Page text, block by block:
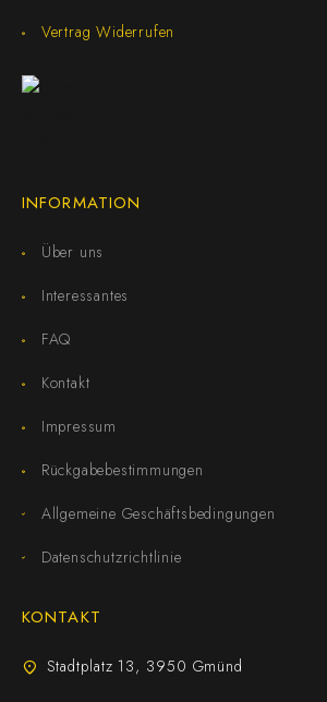
Vertrag Widerrufen
INFORMATION
Über uns
Interessantes
FAQ
Kontakt
Impressum
Rückgabebestimmungen
Allgemeine Geschäftsbedingungen
Datenschutzrichtlinie
KONTAKT
Stadtplatz 13, 3950 Gmünd